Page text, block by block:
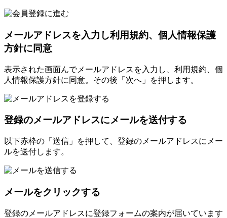
メールアドレスを入力し利用規約、個人情報保護
方針に同意
表示された画面んでメールアドレスを入力し、利用規約、個
人情報保護方針に同意。その後「次へ」を押します。
登録のメールアドレスにメールを送付する
以下赤枠の「送信」を押して、登録のメールアドレスにメー
ルを送付します。
メールをクリックする
登録のメールアドレスに登録フォームの案内が届いています